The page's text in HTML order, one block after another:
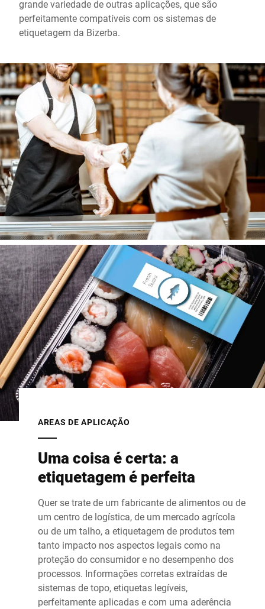
grande variedade de outras aplicações, que são
perfeitamente compatíveis com os sistemas de
etiquetagem da Bizerba.
AREAS DE APLICAÇÃO
Uma coisa é certa: a
etiquetagem é perfeita
Quer se trate de um fabricante de alimentos ou de
um centro de logística, de um mercado agrícola
ou de um talho, a etiquetagem de produtos tem
tanto impacto nos aspectos legais como na
proteção do consumidor e no desempenho dos
processos. Informações corretas extraídas de
sistemas de topo, etiquetas legíveis,
perfeitamente aplicadas e com uma aderência